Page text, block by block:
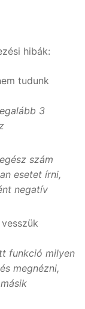
hibák:
tudunk
3
szám
esetet írni,
negatív
funkció milyen
megnézni,